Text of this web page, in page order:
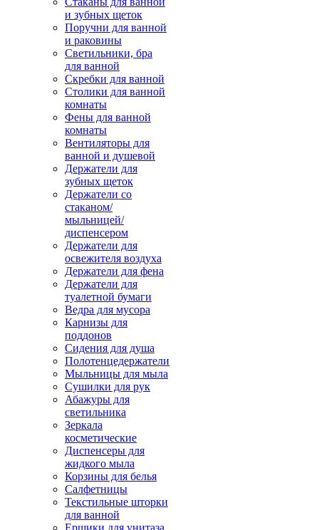
и зубных щеток
Поручни для ванной
и раковины
Светильники, бра
для ванной
Скребки для ванной
Столики для ванной
комнаты
Фены для ванной
комнаты
Вентиляторы для
ванной и душевой
Держатели для
зубных щеток
Держатели со
стаканом/
мыльницей/
диспенсером
Держатели для
освежителя воздуха
Держатели для фена
Держатели для
туалетной бумаги
Ведра для мусора
Карнизы для
поддонов
Сидения для душа
Полотенцедержатели
Мыльницы для мыла
Сушилки для рук
Абажуры для
светильника
Зеркала
косметические
Диспенсеры для
жидкого мыла
Корзины для белья
Салфетницы
Текстильные шторки
для ванной
Ершики для унитаза